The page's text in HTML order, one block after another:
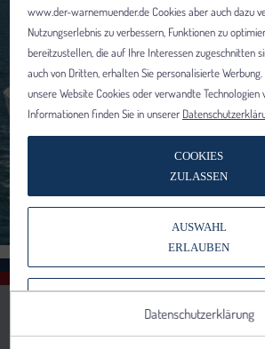
www.der-warnemuender.de Cookies aber auch dazu
Nutzungserlebnis zu verbessern, Funktionen zu
bereitzustellen, die auf Ihre Interessen zugeschnitten
auch von Dritten, erhalten Sie personalisierte
unsere Website Cookies oder verwandte
Informationen finden Sie in unserer
COOKIES
ZULASSEN
AUSWAHL
ERLAUBEN
VERWENDEN
Datenschutzerklärung